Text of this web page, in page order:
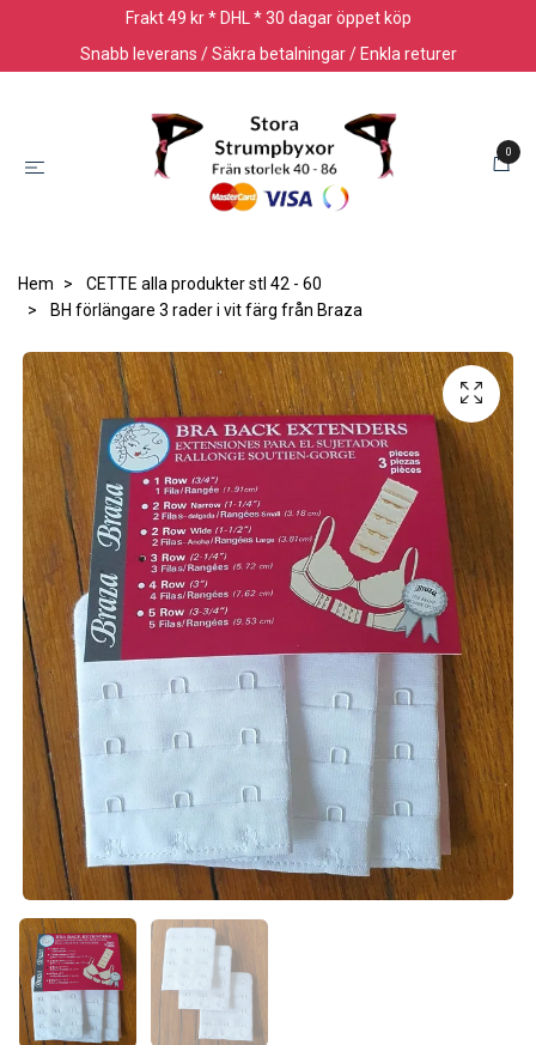
Frakt 49 kr * DHL * 30 dagar öppet köp
Snabb leverans / Säkra betalningar / Enkla returer
0
Hem
CETTE alla produkter stl 42 - 60
BH förlängare 3 rader i vit färg från Braza